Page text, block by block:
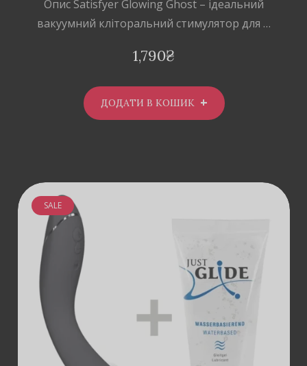
Опис Satisfyer Glowing Ghost – ідеальний
вакуумний кліторальний стимулятор для …
1,790₴
ДОДАТИ В КОШИК
ДОДАТИ В
SALE